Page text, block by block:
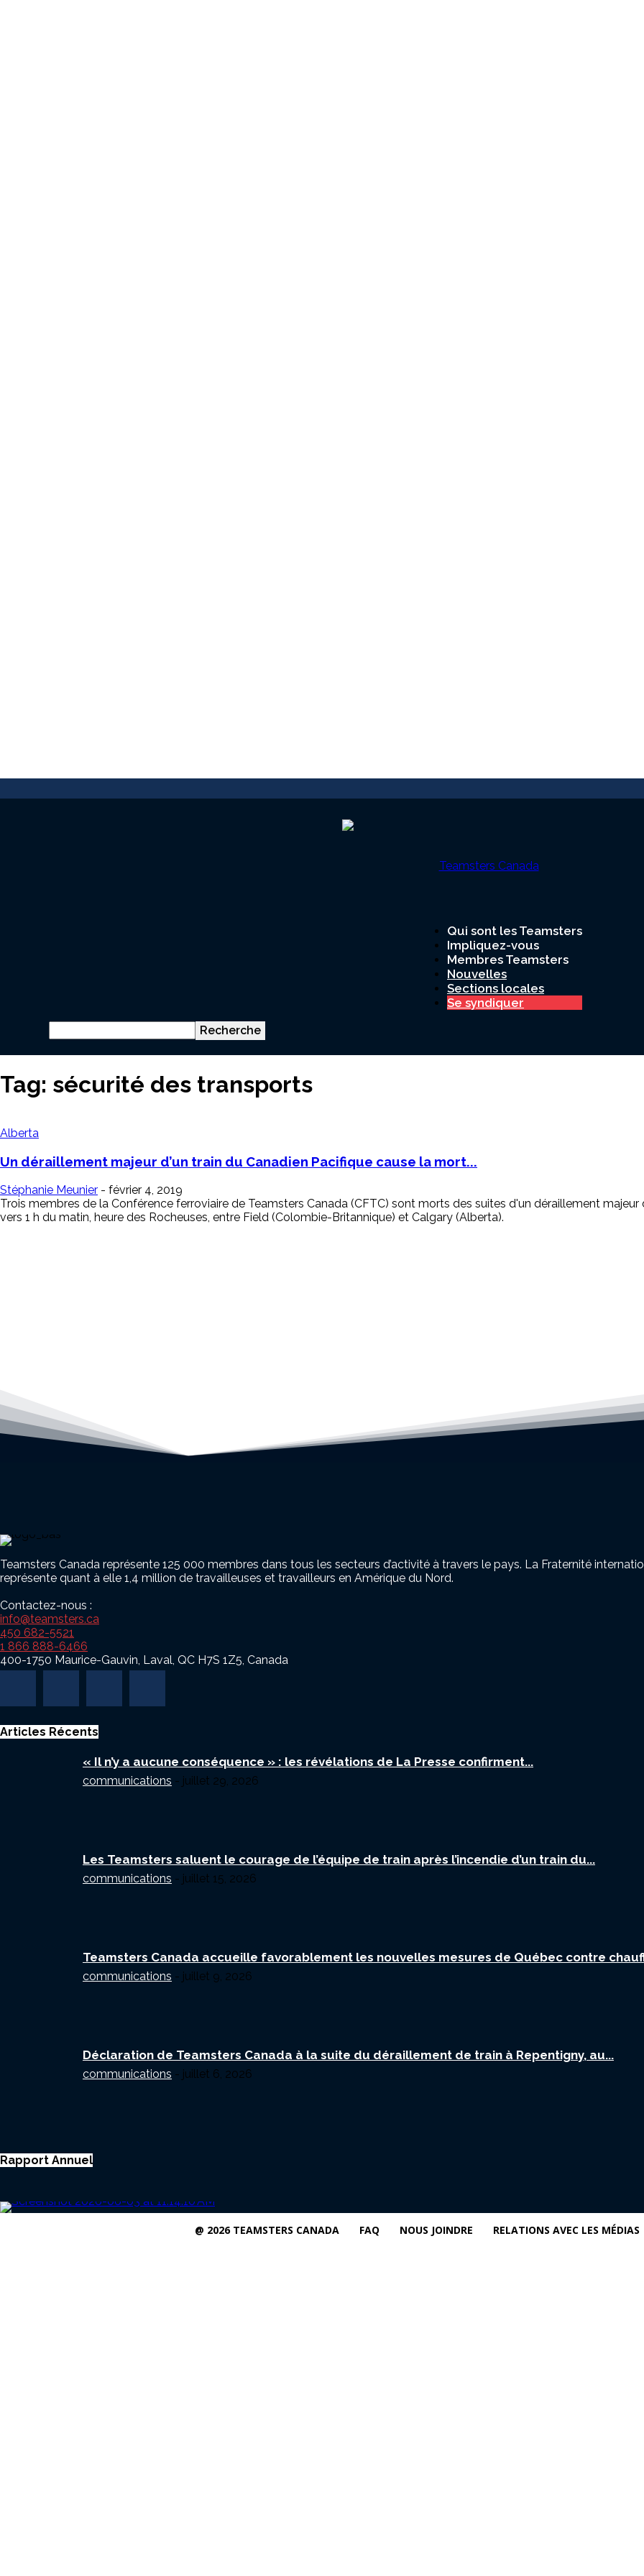
Teamsters
Qui sont les Teamsters
Impliquez-vous
Membres Teamsters
Nouvelles
Sections locales
Se syndiquer
Tag: sécurité des transports
Alberta
Un déraillement majeur d’un train du Canadien Pacifique cause la mort...
Stéphanie Meunier - février 4, 2019
Trois membres de la Conférence ferroviaire de Teamsters Canada (CFTC) sont morts des suites d'un déraillement
vers 1 h du matin, heure des Rocheuses, entre Field (Colombie-Britannique) et Calgary (Alberta).
Teamsters Canada représente 125 000 membres dans tous les secteurs d’activité à travers le pays. La Fraternité
représente quant à elle 1,4 million de travailleuses et travailleurs en Amérique du Nord.
Contactez-nous :
info@teamsters.ca
450 682-5521
1 866 888-6466
400-1750 Maurice-Gauvin, Laval, QC H7S 1Z5, Canada
Articles Récents
« Il n’y a aucune conséquence » : les révélations de La Presse confirment...
communications - juillet 29, 2026
Les Teamsters saluent le courage de l’équipe de train après l’incendie d’un train du...
communications - juillet 15, 2026
Teamsters Canada accueille favorablement les nouvelles mesures de Québec contre
communications - juillet 9, 2026
Déclaration de Teamsters Canada à la suite du déraillement de train à Repentigny, au...
communications - juillet 6, 2026
Rapport Annuel
@ 2026 TEAMSTERS CANADA FAQ NOUS JOINDRE RELATIONS AVEC LES MÉDIAS